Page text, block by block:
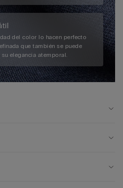
del color lo hacen perfecto
que también se puede
elegancia atemporal.